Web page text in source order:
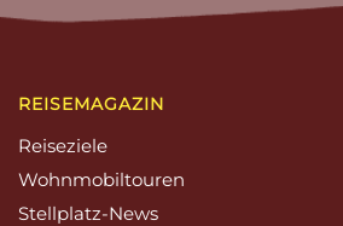
REISEMAGAZIN
Reiseziele
Wohnmobiltouren
Stellplatz-News